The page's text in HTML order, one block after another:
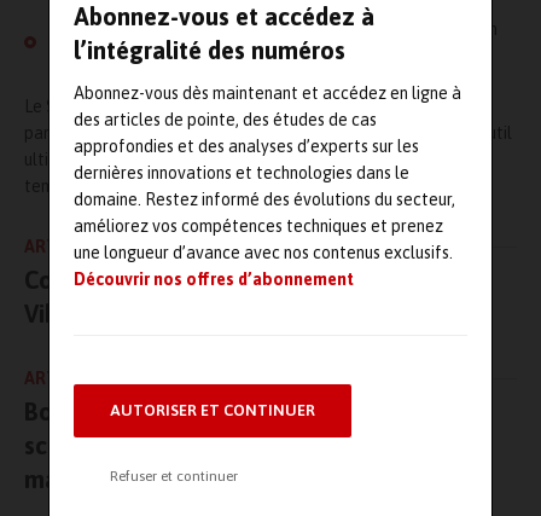
Abonnez-vous et accédez à
l’intégralité des numéros
Abonnez-vous dès maintenant et accédez en ligne à
des articles de pointe, des études de cas
approfondies et des analyses d’experts sur les
dernières innovations et technologies dans le
domaine. Restez informé des évolutions du secteur,
améliorez vos compétences techniques et prenez
une longueur d’avance avec nos contenus exclusifs.
Découvrir nos offres d’abonnement
AUTORISER ET CONTINUER
Refuser et continuer
Traçabilité totaleIntégration complète dans
pour un
historique de santé certifié.
Le SDT340 LUBExpert Mode ne se contente plus de prédire la
panne ; il donne les moyens de la prévenir activement. C’est l’outil
ultime pour garantir la disponibilité des actifs et viser le zéro
temps d’arrêt.
ARTICLE PRÉCÉDENT
Conseil maintenance de la semaine par dB
Vib
ARTICLE SUIVANT
Bosch Rexroth France et Aserti Electronic
scellent une alliance stratégique pour la
maintenance de l’automation industrielle